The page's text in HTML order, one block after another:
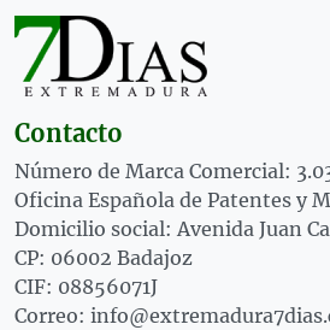
Contacto
Número de Marca Comercial:
Oficina Española de Patentes y
Domicilio social: Avenida Juan
CP: 06002 Badajoz
CIF: 08856071J
Correo: